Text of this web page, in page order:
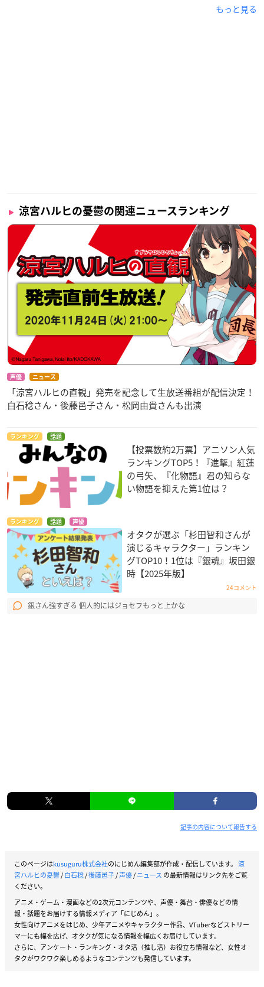
もっと見る
涼宮ハルヒの憂鬱の関連ニュースランキング
声優 ニュース
「涼宮ハルヒの直観」発売を記念して生放送番組が配信決定！
白石稔さん・後藤邑子さん・松岡由貴さんも出演
ランキング 話題
【投票数約2万票】アニソン人気
ランキングTOP5！『進撃』紅蓮
の弓矢、『化物語』君の知らな
い物語を抑えた第1位は？
ランキング 話題 声優
オタクが選ぶ「杉田智和さんが
演じるキャラクター」ランキン
グTOP10！1位は『銀魂』坂田銀
時【2025年版】
24コメント
銀さん強すぎる 個人的にはジョセフもっと上かな
記事の内容について報告する
このページはkusuguru株式会社のにじめん編集部が作成・配信しています。 涼
宮ハルヒの憂鬱/白石稔/後藤邑子/声優/ニュース の最新情報はリンク先をご覧
ください。
アニメ・ゲーム・漫画などの2次元コンテンツや、声優・舞台・俳優などの情
報・話題をお届けする情報メディア「にじめん」。
女性向けアニメをはじめ、少年アニメやキャラクター作品、VTuberなどストリー
マーにも幅を広げ、オタクが気になる情報を幅広くお届けしています。
さらに、アンケート・ランキング・オタ活（推し活）お役立ち情報など、女性オ
タクがワクワク楽しめるようなコンテンツも発信しています。